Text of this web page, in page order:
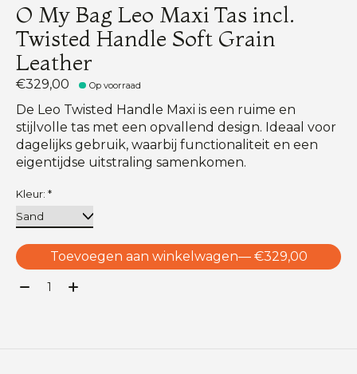
O My Bag Leo Maxi Tas incl.
Twisted Handle Soft Grain
Leather
€329,00 Op voorraad
De Leo Twisted Handle Maxi is een ruime en
stijlvolle tas met een opvallend design. Ideaal voor
dagelijks gebruik, waarbij functionaliteit en een
eigentijdse uitstraling samenkomen.
Kleur: *
Toevoegen aan winkelwagen
— €329,00
Aantal: